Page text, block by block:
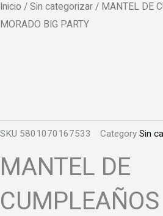
Inicio / Sin categorizar / MANTEL DE
MORADO BIG PARTY
SKU 5801070167533 Category Sin
MANTEL DE